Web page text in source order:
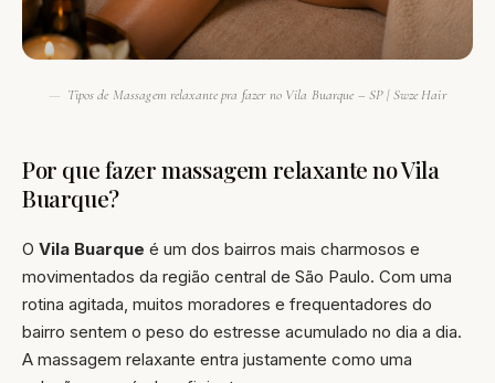
Tipos de Massagem relaxante pra fazer no Vila Buarque – SP | Swze Hair
Por que fazer massagem relaxante no Vila
Buarque?
O Vila Buarque é um dos bairros mais charmosos e
movimentados da região central de São Paulo. Com uma
rotina agitada, muitos moradores e frequentadores do
bairro sentem o peso do estresse acumulado no dia a dia.
A massagem relaxante entra justamente como uma